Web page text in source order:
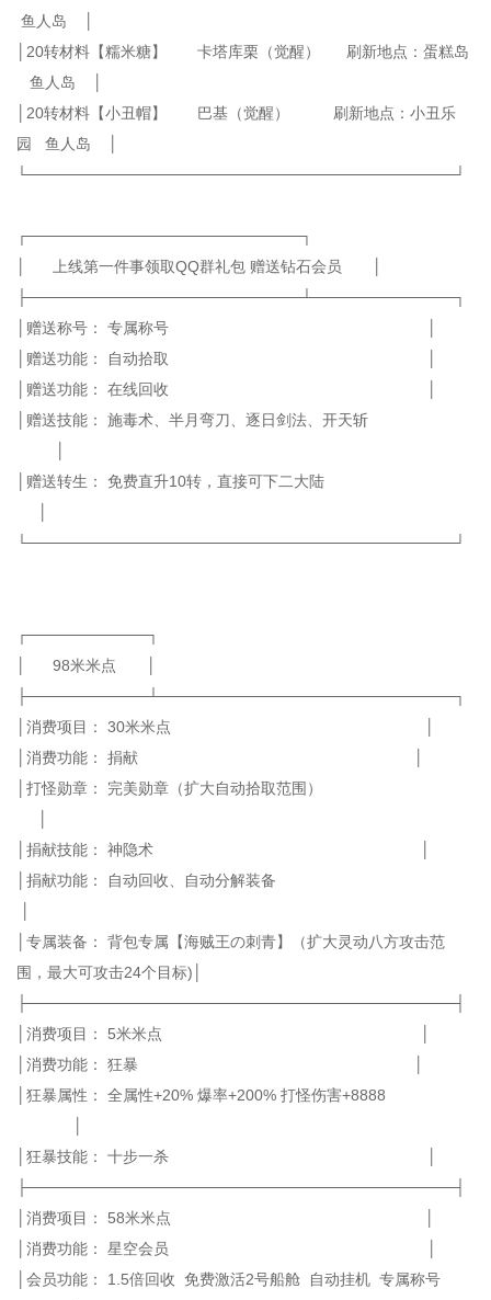
鱼人岛 │
│20转材料【糯米糖】 卡塔库栗（觉醒） 刷新地点：蛋糕岛
鱼人岛 │
│20转材料【小丑帽】 巴基（觉醒） 刷新地点：小丑乐
园 鱼人岛 │
└───────────────────────────────────────┘
┌─────────────────────────┐
│ 上线第一件事领取QQ群礼包 赠送钻石会员 │
├─────────────────────────┴─────────────┐
│赠送称号： 专属称号 │
│赠送功能： 自动拾取 │
│赠送功能： 在线回收 │
│赠送技能： 施毒术、半月弯刀、逐日剑法、开天斩
│赠送转生： 免费直升10转，直接可下二大陆
└───────────────────────────────────────┘
┌───────────┐
│ 98米米点 │
├───────────┴───────────────────────────┐
│消费项目： 30米米点 │
│消费功能： 捐献 │
│打怪勋章： 完美勋章（扩大自动拾取范围）
│捐献技能： 神隐术 │
│捐献功能： 自动回收、自动分解装备
│专属装备： 背包专属【海贼王の刺青】（扩大灵动八方攻击范
围，最大可攻击24个目标)│
├───────────────────────────────────────┤
│消费项目： 5米米点 │
│消费功能： 狂暴 │
│狂暴属性： 全属性+20% 爆率+200% 打怪伤害+8888
│狂暴技能： 十步一杀 │
├───────────────────────────────────────┤
│消费项目： 58米米点 │
│消费功能： 星空会员 │
│会员功能： 1.5倍回收 免费激活2号船舱 自动挂机 专属称号